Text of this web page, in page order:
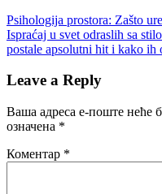
Кретање
чланка
Previous
Post:
Psihologija prostora: Zašto
Next
Post:
Ispraćaj u svet odraslih sa
postale apsolutni hit i kako ih
Leave a Reply
Ваша адреса е-поште неће
означена *
Коментар *